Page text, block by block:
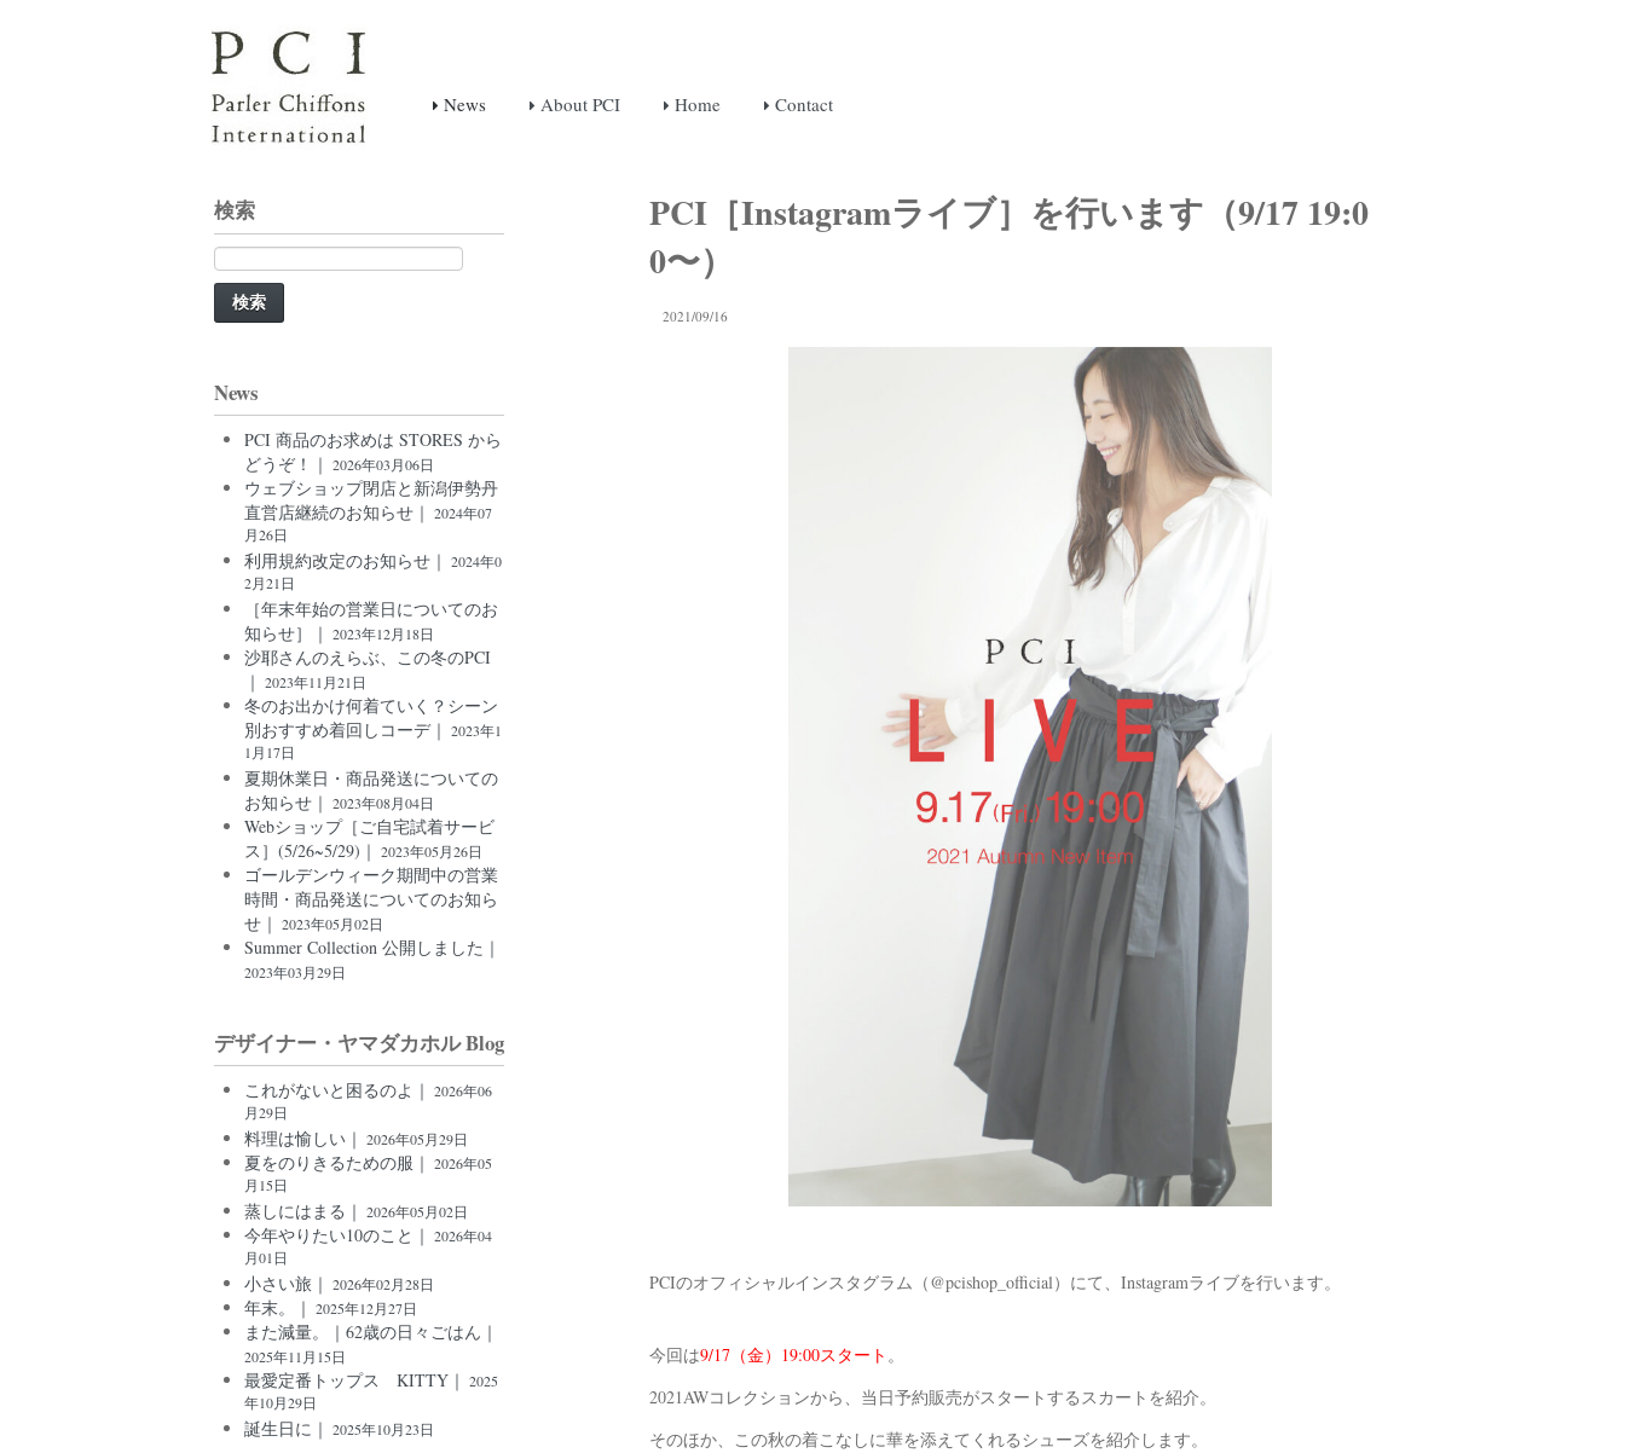
News About PCI Home Contact
PCI［Instagramライブ］を行います（9/17 19:0
0〜）
2021/09/16
PCIのオフィシャルインスタグラム（@pcishop_official）にて、Instagramライブを行います。
今回は9/17（金）19:00スタート 。
2021AWコレクションから、当日予約販売がスタートするスカートを紹介。
そのほか、この秋の着こなしに華を添えてくれるシューズを紹介します。
検索
検
索:
News
PCI 商品のお求めは STORES から
どうぞ！｜ 2026年03月06日
ウェブショップ閉店と新潟伊勢丹
直営店継続のお知らせ｜ 2024年07
月26日
利用規約改定のお知らせ｜ 2024年0
2月21日
［年末年始の営業日についてのお
知らせ］｜ 2023年12月18日
沙耶さんのえらぶ、この冬のPCI
｜ 2023年11月21日
冬のお出かけ何着ていく？シーン
別おすすめ着回しコーデ｜ 2023年1
1月17日
夏期休業日・商品発送についての
お知らせ｜ 2023年08月04日
Webショップ［ご自宅試着サービ
ス］(5/26~5/29)｜ 2023年05月26日
ゴールデンウィーク期間中の営業
時間・商品発送についてのお知ら
せ｜ 2023年05月02日
Summer Collection 公開しました｜
2023年03月29日
デザイナー・ヤマダカホル Blog
これがないと困るのよ｜ 2026年06
月29日
料理は愉しい｜ 2026年05月29日
夏をのりきるための服｜ 2026年05
月15日
蒸しにはまる｜ 2026年05月02日
今年やりたい10のこと｜ 2026年04
月01日
小さい旅｜ 2026年02月28日
年末。｜ 2025年12月27日
また減量。｜62歳の日々ごはん｜
2025年11月15日
最愛定番トップス KITTY｜ 2025
年10月29日
誕生日に｜ 2025年10月23日